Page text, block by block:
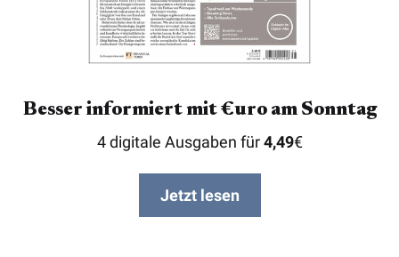
Besser informiert mit €uro am Sonntag
4 digitale Ausgaben für4,49€
Jetzt lesen